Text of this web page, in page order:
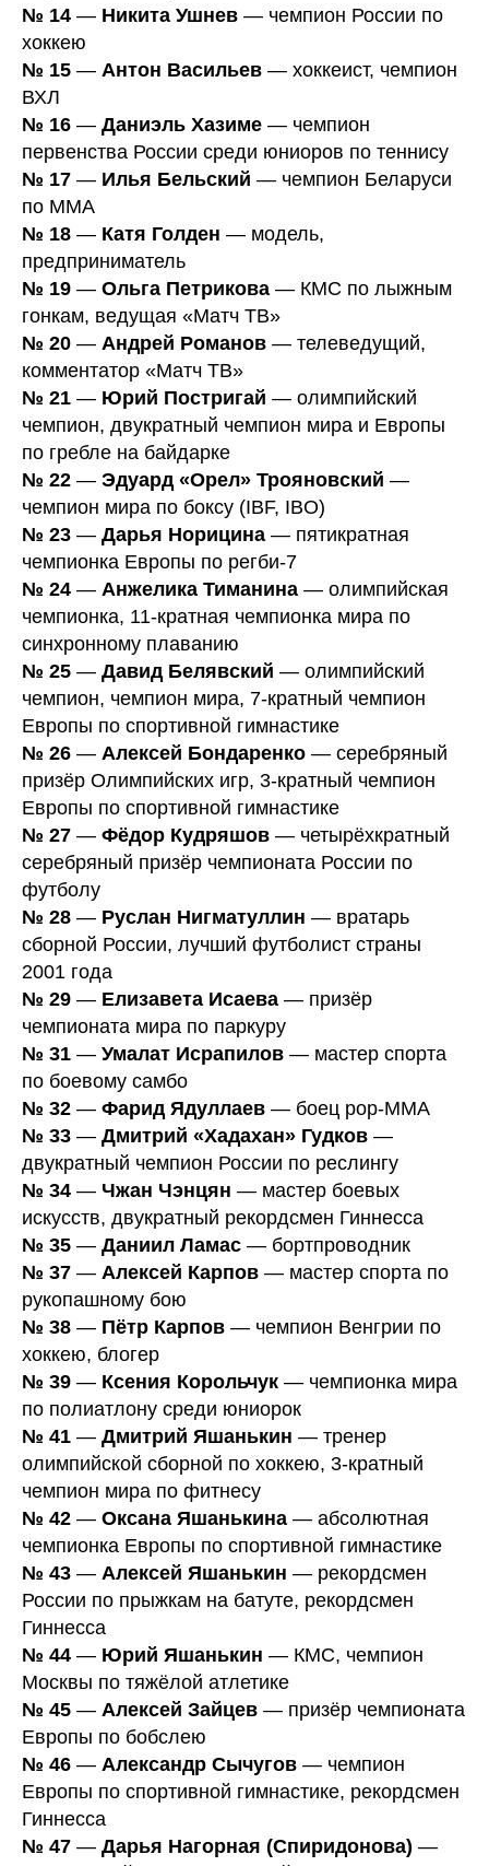
№ 14 — Никита Ушнев — чемпион России по
хоккею
№ 15 — Антон Васильев — хоккеист, чемпион
ВХЛ
№ 16 — Даниэль Хазиме — чемпион
первенства России среди юниоров по теннису
№ 17 — Илья Бельский — чемпион Беларуси
по MMA
№ 18 — Катя Голден — модель,
предприниматель
№ 19 — Ольга Петрикова — КМС по лыжным
гонкам, ведущая «Матч ТВ»
№ 20 — Андрей Романов — телеведущий,
комментатор «Матч ТВ»
№ 21 — Юрий Постригай — олимпийский
чемпион, двукратный чемпион мира и Европы
по гребле на байдарке
№ 22 — Эдуард «Орел» Трояновский —
чемпион мира по боксу (IBF, IBO)
№ 23 — Дарья Норицина — пятикратная
чемпионка Европы по регби-7
№ 24 — Анжелика Тиманина — олимпийская
чемпионка, 11-кратная чемпионка мира по
синхронному плаванию
№ 25 — Давид Белявский — олимпийский
чемпион, чемпион мира, 7-кратный чемпион
Европы по спортивной гимнастике
№ 26 — Алексей Бондаренко — серебряный
призёр Олимпийских игр, 3-кратный чемпион
Европы по спортивной гимнастике
№ 27 — Фёдор Кудряшов — четырёхкратный
серебряный призёр чемпионата России по
футболу
№ 28 — Руслан Нигматуллин — вратарь
сборной России, лучший футболист страны
2001 года
№ 29 — Елизавета Исаева — призёр
чемпионата мира по паркуру
№ 31 — Умалат Исрапилов — мастер спорта
по боевому самбо
№ 32 — Фарид Ядуллаев — боец pop-MMA
№ 33 — Дмитрий «Хадахан» Гудков —
двукратный чемпион России по реслингу
№ 34 — Чжан Чэнцян — мастер боевых
искусств, двукратный рекордсмен Гиннесса
№ 35 — Даниил Ламас — бортпроводник
№ 37 — Алексей Карпов — мастер спорта по
рукопашному бою
№ 38 — Пётр Карпов — чемпион Венгрии по
хоккею, блогер
№ 39 — Ксения Корольчук — чемпионка мира
по полиатлону среди юниорок
№ 41 — Дмитрий Яшанькин — тренер
олимпийской сборной по хоккею, 3-кратный
чемпион мира по фитнесу
№ 42 — Оксана Яшанькина — абсолютная
чемпионка Европы по спортивной гимнастике
№ 43 — Алексей Яшанькин — рекордсмен
России по прыжкам на батуте, рекордсмен
Гиннесса
№ 44 — Юрий Яшанькин — КМС, чемпион
Москвы по тяжёлой атлетике
№ 45 — Алексей Зайцев — призёр чемпионата
Европы по бобслею
№ 46 — Александр Сычугов — чемпион
Европы по спортивной гимнастике, рекордсмен
Гиннесса
№ 47 — Дарья Нагорная (Спиридонова) —